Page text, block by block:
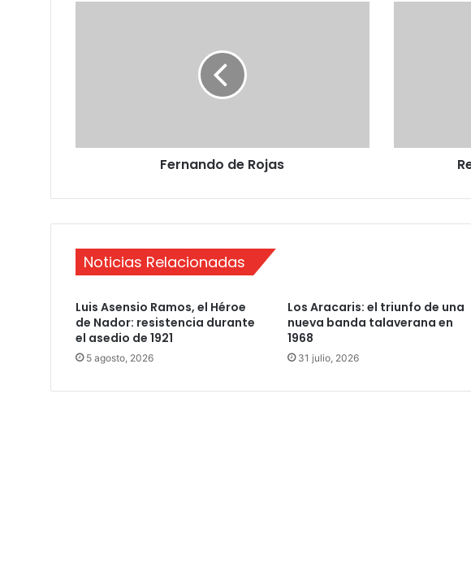
d
o
s
Fernando de Rojas
s
d
e
Noticias Relacionadas
Luis Asensio Ramos, el Héroe
de Nador: resistencia durante
el asedio de 1921
5 agosto, 2026
Los Aracaris: el triunfo de una
nueva banda talaverana en
1968
31 julio, 2026